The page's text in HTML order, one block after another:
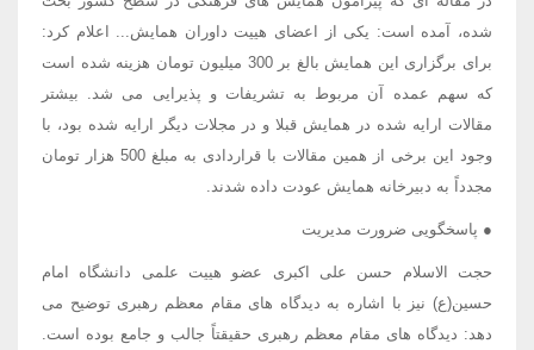
شده، آمده است: یکی از اعضای هییت داوران همایش... اعلام کرد:
برای برگزاری این همایش بالغ بر 300 میلیون تومان هزینه شده است
که سهم عمده آن مربوط به تشریفات و پذیرایی می شد. بیشتر
مقالات ارایه شده در همایش قبلا و در مجلات دیگر ارایه شده بود، با
وجود این برخی از همین مقالات با قراردادی به مبلغ 500 هزار تومان
مجدداً به دبیرخانه همایش عودت داده شدند.
● پاسخگویی ضرورت مدیریت
حجت الاسلام حسن علی اکبری عضو هییت علمی دانشگاه امام
حسین(ع) نیز با اشاره به دیدگاه های مقام معظم رهبری توضیح می
دهد: دیدگاه های مقام معظم رهبری حقیقتاً جالب و جامع بوده است.